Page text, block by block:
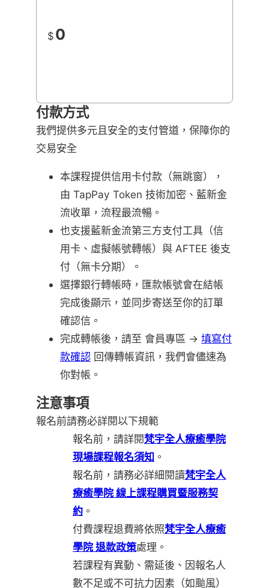
$ 0
付款方式
我們提供多元且安全的支付管道，保障你的
交易安全
本課程提供信用卡付款（無跳窗），
由 TapPay Token 技術加密、藍新金
流收單，流程最流暢。
也支援藍新金流第三方支付工具（信
用卡、虛擬帳號轉帳）與 AFTEE 後支
付（無卡分期）。
選擇銀行轉帳時，匯款帳號會在結帳
完成後顯示，並同步寄送至你的訂單
確認信。
完成轉帳後，請至 會員專區 → 填寫付
款確認 回傳轉帳資訊，我們會儘速為
你對帳。
注意事項
報名前請務必詳閱以下規範
報名前，請詳閱梵宇全人療癒學院
現場課程報名須知 。
報名前，請務必詳細閱讀梵宇全人
療癒學院 線上課程購買暨服務契
約 。
付費課程退費將依照梵宇全人療癒
學院 退款政策處理。
若課程有異動、需延後、因報名人
數不足或不可抗力因素（如颱風）